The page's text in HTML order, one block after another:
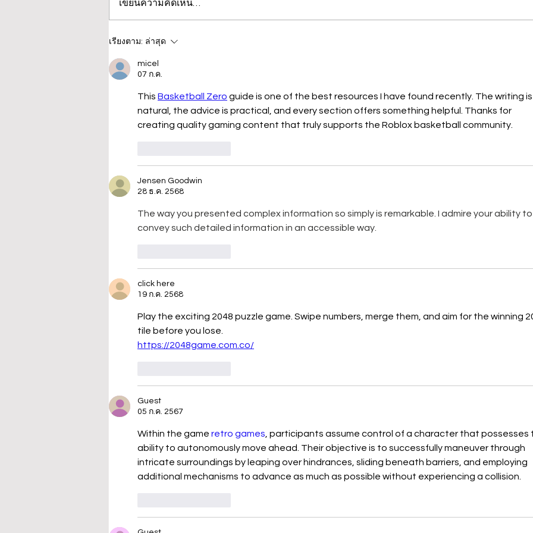
สถิติรับเรื่องร้องทุกข์มูลนิธิปวีณ
าฯ ประจำวันที่ 5-9 พ.ค.68
รวม 97 ราย
เขียนความคิดเห็น…
เรียงตาม: ล่าสุด
micel
07 ก.ค.
This Basketball Zero guide is one of the best resources I have found recently. The writing is
natural, the advice is practical, and every section offers something helpful. Thanks for
creating quality gaming content that truly supports the Roblox basketball community.
Jensen Goodwin
28 ธ.ค. 2568
The way you presented complex information so simply is remarkable. I admire your ability to
convey such detailed information in an accessible way.
click here
19 ก.ค. 2568
Play the exciting 2048 puzzle game. Swipe numbers, merge them, and aim for the winning
tile before you lose.
https://2048game.com.co/
Guest
05 ก.ค. 2567
Within the game retro games , participants assume control of a character that possesses
ability to autonomously move ahead. Their objective is to successfully maneuver through
intricate surroundings by leaping over hindrances, sliding beneath barriers, and employing
additional mechanisms to advance as much as possible without experiencing a collision.